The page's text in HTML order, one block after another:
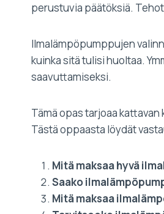
perustuvia päätöksiä.
Ilmalämpöpumppujen
kuinka sitä tulisi huoltaa.
saavuttamiseksi.
Tämä opas tarjoaa
Tästä oppaasta löydät
Mitä maksaa hyvä
Saako
Mitä maksaa